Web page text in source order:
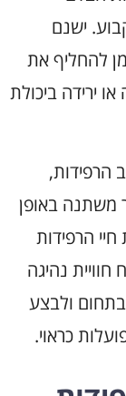
ישנם
להחליף את
ירידה ביכולת
הרפידות,
משתנה באופן
הרפידות
נהיגה
ולבצע
כראוי.